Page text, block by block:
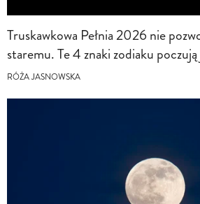
Truskawkowa Pełnia 2026 nie
staremu. Te 4 znaki zodiaku
RÓŻA JASNOWSKA